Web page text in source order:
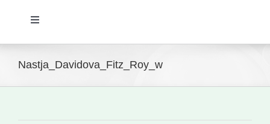
Toggle
Novosti
Nastja_Davidova_Fitz_Roy_w